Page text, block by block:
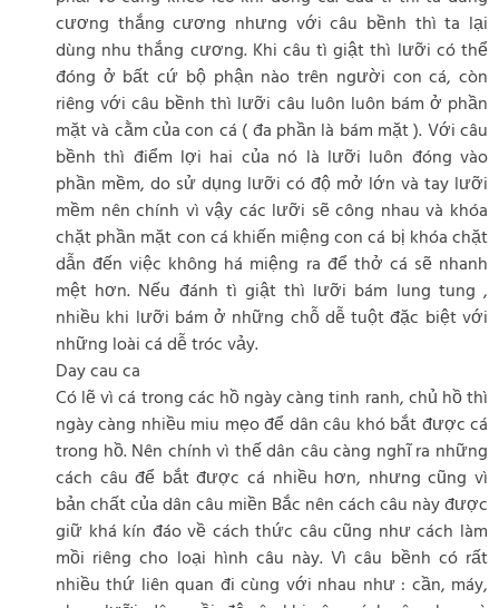
cương thắng cương nhưng với câu bềnh thì ta lại
dùng nhu thắng cương. Khi câu tì giật thì lưỡi có thể
đóng ở bất cứ bộ phận nào trên người con cá, còn
riêng với câu bềnh thì lưỡi câu luôn luôn bám ở phần
mặt và cằm của con cá ( đa phần là bám mặt ). Với câu
bềnh thì điểm lợi hai của nó là lưỡi luôn đóng vào
phần mềm, do sử dụng lưỡi có độ mở lớn và tay lưỡi
mềm nên chính vì vậy các lưỡi sẽ công nhau và khóa
chặt phần mặt con cá khiến miệng con cá bị khóa chặt
dẫn đến việc không há miệng ra để thở cá sẽ nhanh
mệt hơn. Nếu đánh tì giật thì lưỡi bám lung tung ,
nhiều khi lưỡi bám ở những chỗ dễ tuột đặc biệt với
những loài cá dễ tróc vảy.
Day cau ca
Có lẽ vì cá trong các hồ ngày càng tinh ranh, chủ hồ thì
ngày càng nhiều miu mẹo để dân câu khó bắt được cá
trong hồ. Nên chính vì thế dân câu càng nghĩ ra những
cách câu để bắt được cá nhiều hơn, nhưng cũng vì
bản chất của dân câu miền Bắc nên cách câu này được
giữ khá kín đáo về cách thức câu cũng như cách làm
mồi riêng cho loại hình câu này. Vì câu bềnh có rất
nhiều thứ liên quan đi cùng với nhau như : cần, máy,